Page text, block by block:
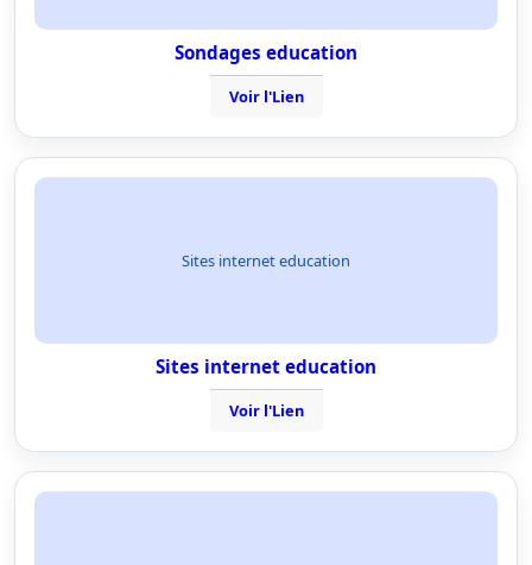
Sondages education
Voir l'Lien
Sites internet education
Sites internet education
Voir l'Lien